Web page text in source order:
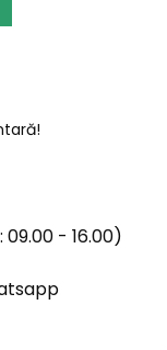
- 16.00)